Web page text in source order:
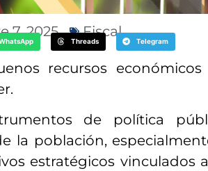
7, 2025 Fiscal
Threads Telegram
recursos
de política
la población,
estratégicos vinculados